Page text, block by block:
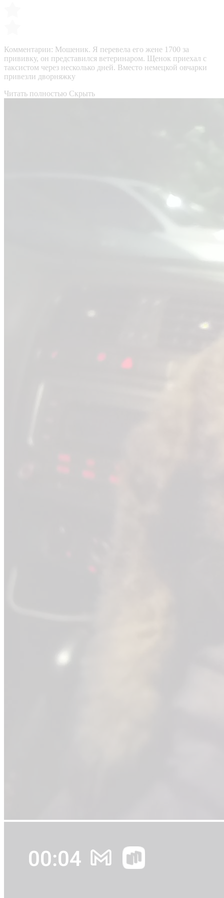
Комментарии: Мошеник. Я перевела его жене 1700 за
прививку, он представился ветеринаром. Щенок приехал с
таксистом через несколько дней. Вместо немецкой овчарки
привезли дворняжку
Читать полностью Скрыть